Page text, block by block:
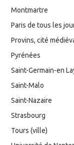
Montmartre
Paris de tous les
Provins, cité
Pyrénées
Saint-Germain-en
Saint-Malo
Saint-Nazaire
Strasbourg
Tours (ville)